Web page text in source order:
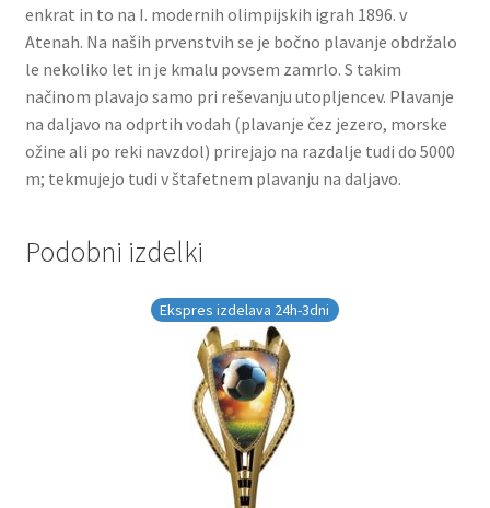
enkrat in to na I. modernih olimpijskih igrah 1896. v
Atenah. Na naših prvenstvih se je bočno plavanje obdržalo
le nekoliko let in je kmalu povsem zamrlo. S takim
načinom plavajo samo pri reševanju utopljencev. Plavanje
na daljavo na odprtih vodah (plavanje čez jezero, morske
ožine ali po reki navzdol) prirejajo na razdalje tudi do 5000
m; tekmujejo tudi v štafetnem plavanju na daljavo.
Podobni izdelki
Ekspres izdelava 24h-3dni